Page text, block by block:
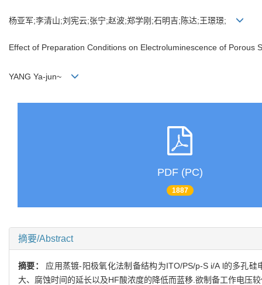
杨亚军;李清山;刘宪云;张宁;赵波;郑学刚;石明吉;陈达;王璟璟;
Effect of Preparation Conditions on Electroluminescence of Porous
YANG Ya-jun~
PDF (PC)
1887
摘要/Abstract
摘要： 应用蒸镀-阳极氧化法制备结构为ITO/PS/p-S i/A l的多孔
大、腐蚀时间的延长以及HF酸浓度的降低而蓝移.欲制备工作电压